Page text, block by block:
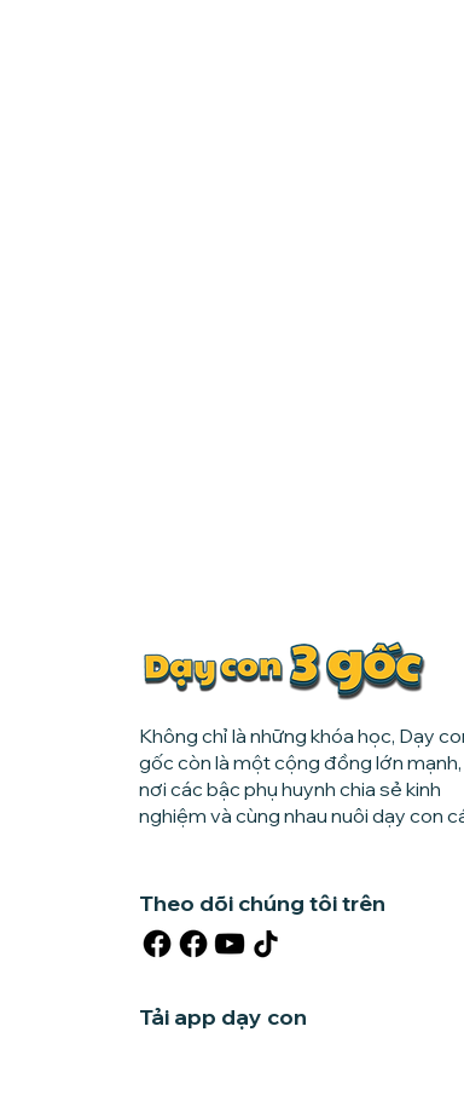
Không chỉ là những khóa học, Dạy
gốc còn là một cộng đồng lớn mạnh,
nơi các bậc phụ huynh chia sẻ kinh
nghiệm và cùng nhau nuôi dạy con
Theo dõi chúng tôi trên
Tải app dạy con